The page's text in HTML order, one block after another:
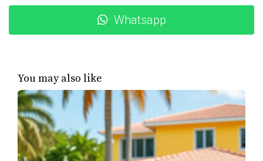
al tanto puede hacer la diferencia.
Casos de éxito
marcar la diferencia, aquí compartimos tres casos reales:
Caso 1: La familia Pérez
La familia Pérez estaba buscando un hogar en un
vecindario específico en Miami. Después de meses sin
éxito, decidieron configurar alertas personalizadas en su
Whatsapp
You may also like